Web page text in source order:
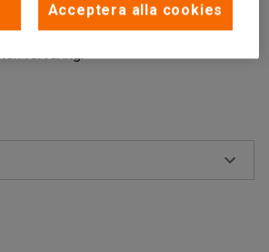
hyllplan och slutna gavlar som ger
är anpassningsbar och ger plats för
förvaring.
Acceptera alla cookies